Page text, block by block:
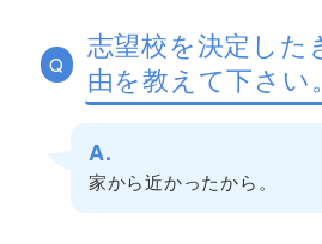
Q
志望校を決定した
由を教えて下さい。
A.
家から近かったから。